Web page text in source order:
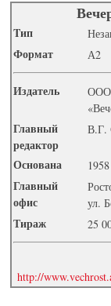
Tип
Формат А2
Издатель
Главный
редактор
В.Г.
Основана 1958
Главный
офис
ул.
Тираж 25
http://